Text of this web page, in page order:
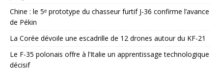
Chine : le 5ᵉ prototype du chasseur furtif J-36 confirme l’avance
de Pékin
La Corée dévoile une escadrille de 12 drones autour du KF-21
Le F-35 polonais offre à l’Italie un apprentissage technologique
décisif